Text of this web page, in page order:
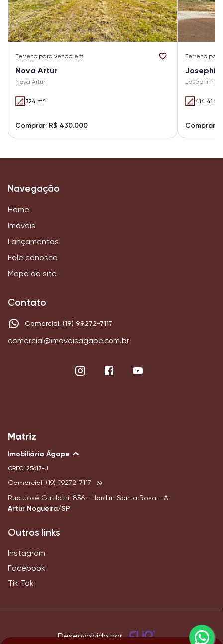
Terreno para venda em
Nova Artur
Nova Artur
324 m²
Comprar: R$ 430.000
Terreno
Josephim
414.41 m²
Comprar:
Navegação
Home
Imóveis
Lançamentos
Fale conosco
Mapa do site
Contato
Comercial: (19) 99272-7117
comercial@imoveisagape.com.br
Matriz
Imobiliária Ágape
CRECI 25617-J
Comercial: (19) 99272-7117
Rua José Guidotti, 856 - Jardim Santa Rosa - A
Artur Nogueira/SP
Outros links
Instagram
Facebook
Tik Tok
Desenvolvido por